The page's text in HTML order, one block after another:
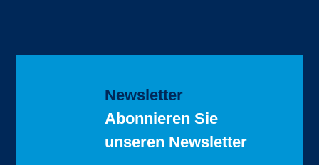
Newsletter
Abonnieren Sie
unseren Newsletter